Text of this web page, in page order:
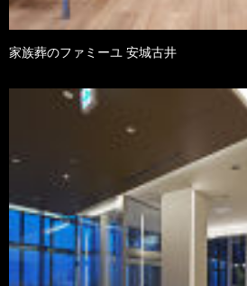
家族葬のファミーユ 安城古井